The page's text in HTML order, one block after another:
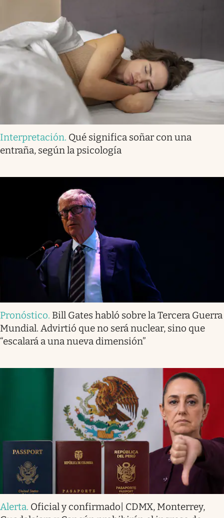
Interpretación. Qué significa soñar con una
entraña, según la psicología
Pronóstico. Bill Gates habló sobre la Tercera Guerra
Mundial. Advirtió que no será nuclear, sino que
“escalará a una nueva dimensión”
Alerta. Oficial y confirmado| CDMX, Monterrey,